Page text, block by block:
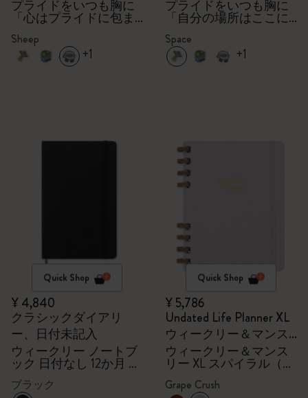
ッチ
プライドをいつも胸に
「心はプライドに包ま
れて」
Sheep
+1
ッチ
プライドをいつも胸に
「自分の場所はここに
ある」
Space
+1
Quick Shop
¥ 4,840
クラシックダイアリ
ー、日付未記入
ウィークリー ノートブ
ック 日付なし 12か月 ラ
ージ ハードカバー（ブ
ラック）
ブラック
Quick Shop
¥ 5,786
Undated Life Planner XL
ウィークリー＆マンス
リー XL スパイラル（グ
レープクラッシュ）
ウィークリー＆マンス
リー XL スパイラル（グ
レープクラッシュ）
Grape Crush